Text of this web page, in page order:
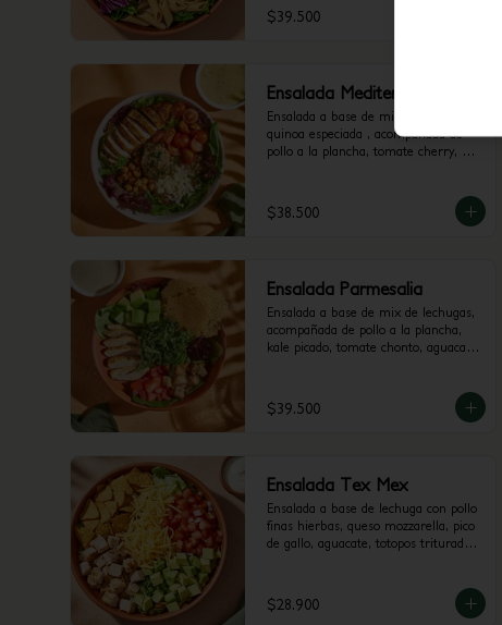
$39.500
Ensalada Mediterralia
Ensalada a base de mix de lechugas y
quinoa especiada , acompañada de
pollo a la plancha, tomate cherry,
con vinagreta Mediterránea.
$38.500
Ensalada Parmesalia
Ensalada a base de mix de lechugas,
acompañada de pollo a la plancha,
kale picado, tomate chonto, aguacate,
con vinagreta César.
$39.500
Ensalada Tex Mex
Ensalada a base de lechuga con pollo
finas hierbas, queso mozzarella, pico
de gallo, aguacate, totopos triturados
$28.900